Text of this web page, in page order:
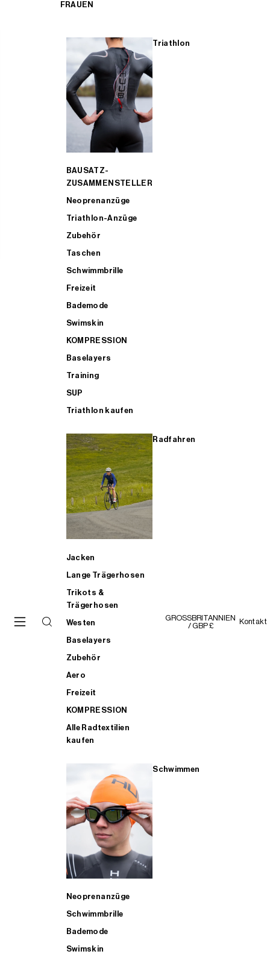
FRAUEN
Triathlon
BAUSATZ-
ZUSAMMENSTELLER
Neoprenanzüge
Triathlon-Anzüge
Zubehör
Taschen
Schwimmbrille
Freizeit
Bademode
Swimskin
KOMPRESSION
Baselayers
Training
SUP
Triathlon kaufen
Radfahren
Jacken
Lange Trägerhosen
Trikots &
Trägerhosen
Westen
Baselayers
Zubehör
Aero
Freizeit
KOMPRESSION
Alle Radtextilien
kaufen
Schwimmen
Neoprenanzüge
Schwimmbrille
Bademode
Swimskin
GROSSBRITANNIEN
/ GBP £
Kontakt